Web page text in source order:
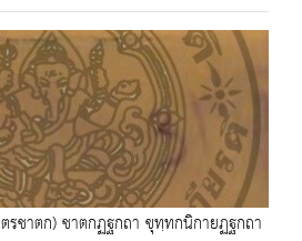
ชาตก) ชาตกฏฐกถา ขุทฺทกนิกายฏฐกถา